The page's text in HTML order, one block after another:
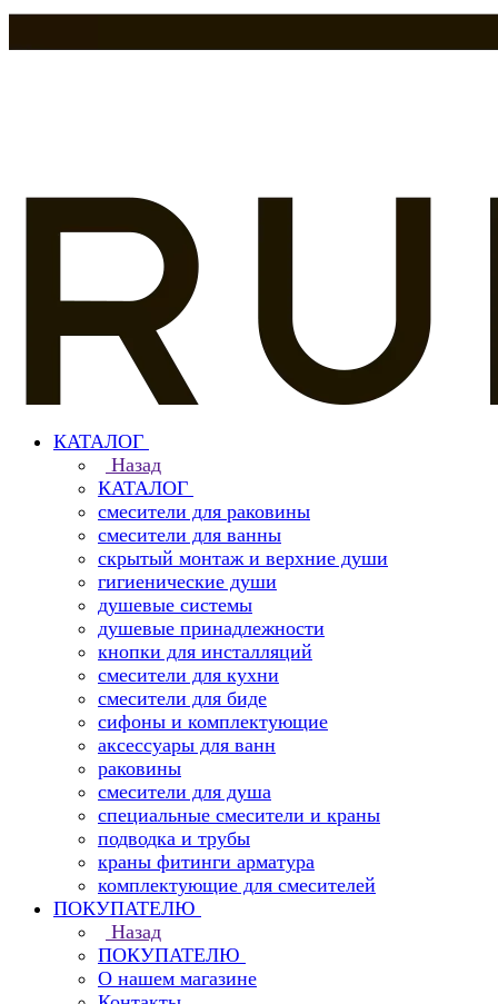
КАТАЛОГ
Назад
КАТАЛОГ
смесители для раковины
смесители для ванны
скрытый монтаж и верхние души
гигиенические души
душевые системы
душевые принадлежности
кнопки для инсталляций
смесители для кухни
смесители для биде
сифоны и комплектующие
аксессуары для ванн
раковины
смесители для душа
специальные смесители и краны
подводка и трубы
краны фитинги арматура
комплектующие для смесителей
ПОКУПАТЕЛЮ
Назад
ПОКУПАТЕЛЮ
О нашем магазине